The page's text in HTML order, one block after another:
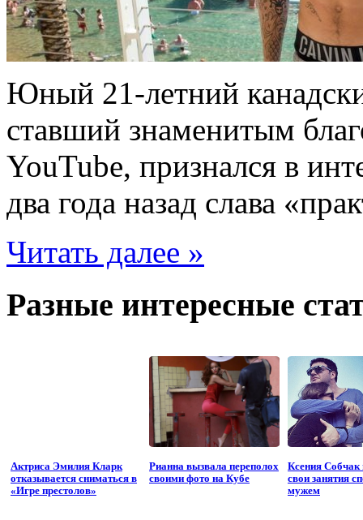
Юный 21-летний
ставший знаменитым
YouTube, признался в
два года назад слава
Читать далее »
Разные интересные
Актриса Эмилия Кларк
отказывается сниматься в
«Игре престолов»
Рианна вызвала переполох
своими фото на Кубе
Ксения Собчак
свои занятия
мужем